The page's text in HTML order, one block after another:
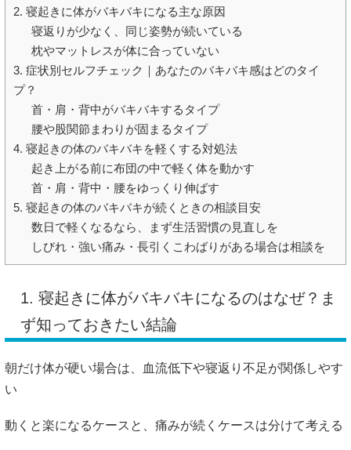
2. 寝起きに体がバキバキになる主な原因
寝返りが少なく、同じ姿勢が続いている
枕やマットレスが体に合っていない
3. 症状別セルフチェック｜あなたのバキバキ感はどのタイ
プ？
首・肩・背中がバキバキするタイプ
腰や股関節まわりが固まるタイプ
4. 寝起きの体のバキバキを軽くする対処法
起き上がる前に布団の中で軽く体を動かす
首・肩・背中・腰をゆっくり伸ばす
5. 寝起きの体のバキバキが続くときの相談目安
数日で軽くなるなら、まず生活習慣の見直しを
しびれ・強い痛み・長引くこわばりがある場合は相談を
1. 寝起きに体がバキバキになるのはなぜ？ま
ず知っておきたい結論
朝だけ体が硬い場合は、血流低下や寝返り不足が関係しやす
い
動くと楽になるケースと、痛みが続くケースは分けて考える